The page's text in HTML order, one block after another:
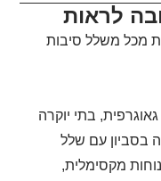
לראות
מכל משלל סיבות
בתי יוקרה
בסביון עם שלל
מקסימלית,